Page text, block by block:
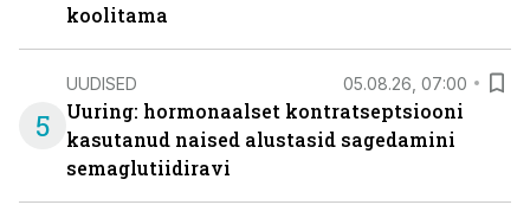
koolitama
5
UUDISED 05.08.26, 07:00
Uuring: hormonaalset kontratseptsiooni
kasutanud naised alustasid sagedamini
semaglutiidiravi